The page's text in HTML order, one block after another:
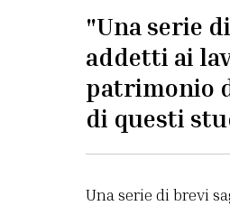
"Una serie
addetti ai
patrimonio
di questi
Una serie di brevi